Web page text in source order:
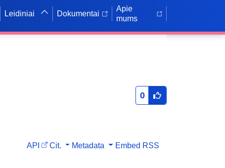
Leidiniai Dokumentai
Apie
mums
0
API Cit. Metadata Embed RSS